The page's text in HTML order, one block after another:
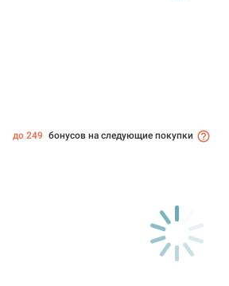
до 249 бонусов на следующие покупки